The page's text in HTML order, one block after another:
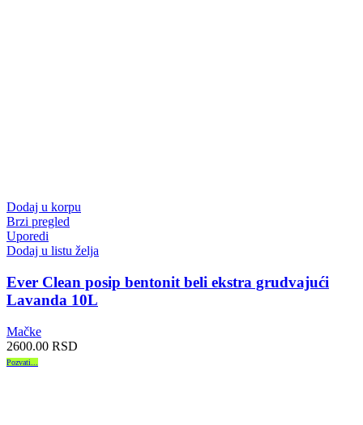
Dodaj u korpu
Brzi pregled
Uporedi
Dodaj u listu želja
Ever Clean posip bentonit beli ekstra grudvajući
Lavanda 10L
Mačke
2600.00 RSD
Pozvati...